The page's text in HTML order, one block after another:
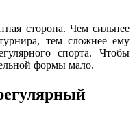
сторона. Чем сильнее
тем сложнее ему
спорта. Чтобы
формы мало.